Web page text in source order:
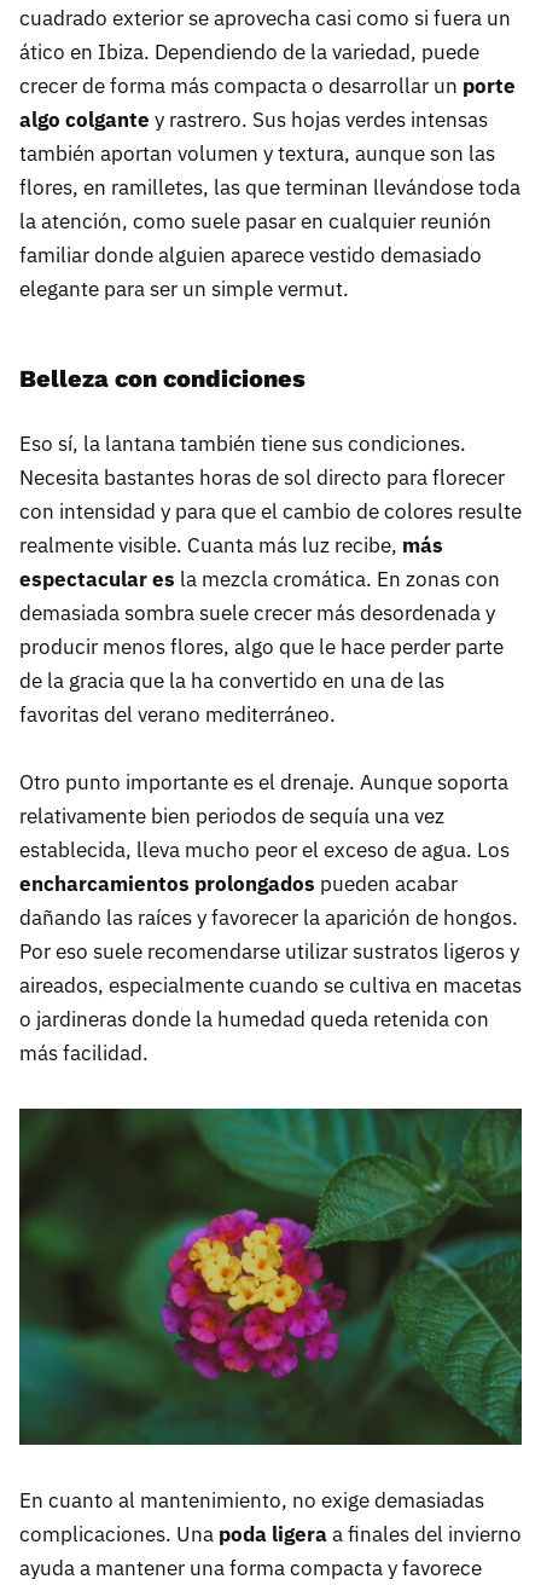
cuadrado exterior se aprovecha casi como si fuera un
ático en Ibiza. Dependiendo de la variedad, puede
crecer de forma más compacta o desarrollar un porte
algo colgante y rastrero. Sus hojas verdes intensas
también aportan volumen y textura, aunque son las
flores, en ramilletes, las que terminan llevándose toda
la atención, como suele pasar en cualquier reunión
familiar donde alguien aparece vestido demasiado
elegante para ser un simple vermut.
Belleza con condiciones
Eso sí, la lantana también tiene sus condiciones.
Necesita bastantes horas de sol directo para florecer
con intensidad y para que el cambio de colores resulte
realmente visible. Cuanta más luz recibe, más
espectacular es la mezcla cromática. En zonas con
demasiada sombra suele crecer más desordenada y
producir menos flores, algo que le hace perder parte
de la gracia que la ha convertido en una de las
favoritas del verano mediterráneo.
Otro punto importante es el drenaje. Aunque soporta
relativamente bien periodos de sequía una vez
establecida, lleva mucho peor el exceso de agua. Los
encharcamientos prolongados pueden acabar
dañando las raíces y favorecer la aparición de hongos.
Por eso suele recomendarse utilizar sustratos ligeros y
aireados, especialmente cuando se cultiva en macetas
o jardineras donde la humedad queda retenida con
más facilidad.
En cuanto al mantenimiento, no exige demasiadas
complicaciones. Una poda ligeraa finales del invierno
ayuda a mantener una forma compacta y favorece